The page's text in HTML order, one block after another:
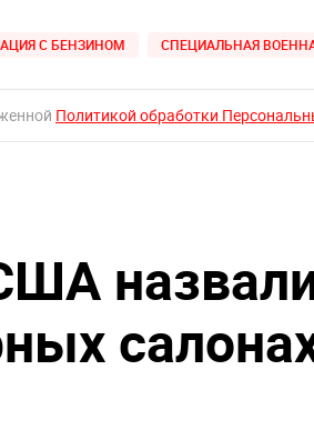
С БЕНЗИНОМ СПЕЦИАЛЬНАЯ
Политикой обработки